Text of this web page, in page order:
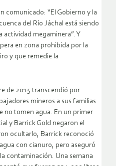
comunicado: “El Gobierno y la
del Río Jáchal está siendo
actividad megaminera”. Y
en zona prohibida por la
y que remedie la
de 2015 transcendió por
mineros a sus familias
no tomen agua. En un primer
y Barrick Gold negaron el
ocultarlo, Barrick reconoció
con cianuro, pero aseguró
contaminación. Una semana